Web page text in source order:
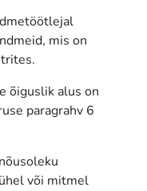
mis on
õiguslik alus on
paragrahv 6
või mitmel